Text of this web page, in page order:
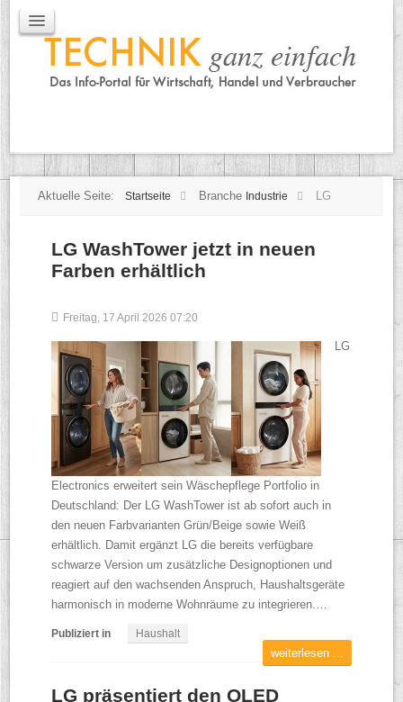
Mobile
IT
TK
Aktuelle Seite: Startseite Branche Industrie LG
LG WashTower jetzt in neuen
Farben erhältlich
Freitag, 17 April 2026 07:20
LG
Electronics erweitert sein Wäschepflege Portfolio in
Deutschland: Der LG WashTower ist ab sofort auch in
den neuen Farbvarianten Grün/Beige sowie Weiß
erhältlich. Damit ergänzt LG die bereits verfügbare
schwarze Version um zusätzliche Designoptionen und
reagiert auf den wachsenden Anspruch, Haushaltsgeräte
harmonisch in moderne Wohnräume zu integrieren.…
Publiziert in Haushalt
weiterlesen ...
LG präsentiert den OLED